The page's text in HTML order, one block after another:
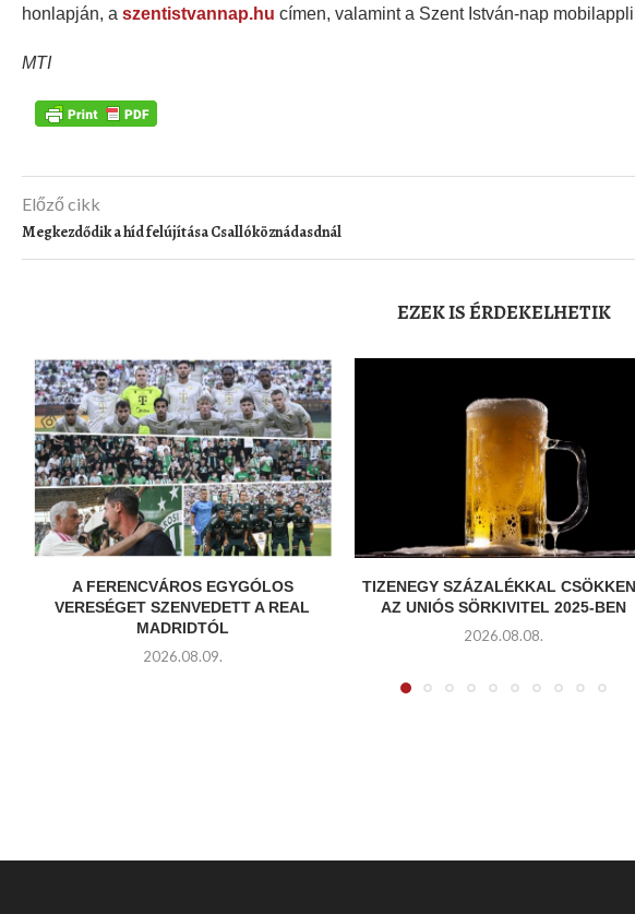
honlapján, a szentistvannap.hu címen, valamint a Szent István-nap
MTI
Előző cikk
Megkezdődik a híd felújítása Csallóköznádasdnál
EZEK IS ÉRDEKELHETIK
A FERENCVÁROS EGYGÓLOS
VERESÉGET SZENVEDETT A REAL
MADRIDTÓL
2026.08.09.
TIZENEGY SZÁZALÉKKAL
AZ UNIÓS SÖRKIVITEL 2025-BEN
2026.08.08.